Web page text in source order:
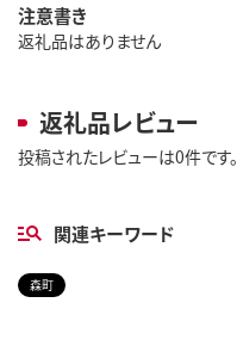
注意書き
返礼品はありません
返礼品レビュー
投稿されたレビューは0件です。
関連キーワード
森町